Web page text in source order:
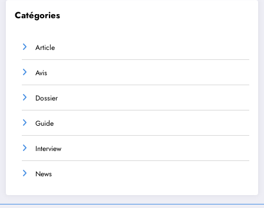
Catégories
Article
Avis
Dossier
Guide
Interview
News